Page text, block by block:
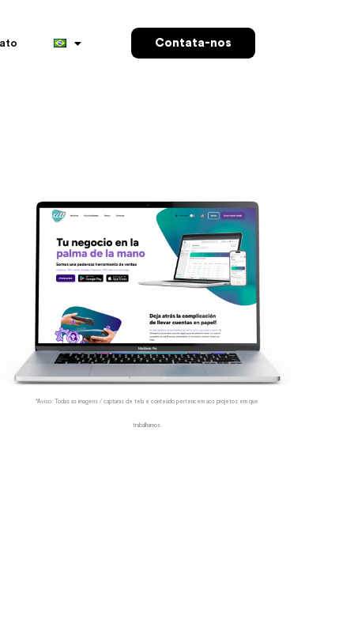
Contata-nos
*Aviso: Todas as imagens / capturas de tela e conteúdo pertencem aos projetos em que
trabalhamos.